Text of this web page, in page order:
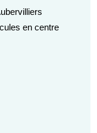
en centre